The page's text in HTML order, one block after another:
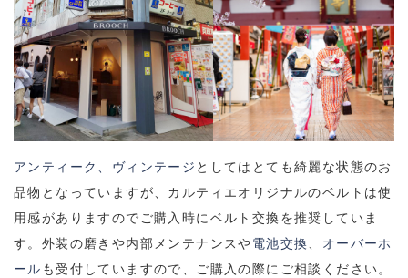
アンティーク、ヴィンテージ としてはとても綺麗な状態のお
品物となっていますが、カルティエオリジナルのベルトは使
用感がありますのでご購入時にベルト交換を推奨していま
す。外装の磨きや内部メンテナンスや電池交換、 オーバーホ
ール も受付していますので、ご購入の際にご相談ください。